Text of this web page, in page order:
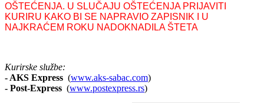
OŠTEĆENJA. U SLUČAJU OŠTEĆENJA PRIJAVITI
KURIRU KAKO BI SE NAPRAVIO ZAPISNIK I U
NAJKRAĆEM ROKU NADOKNADILA ŠTETA
Kurirske službe:
- AKS Express (www.aks-sabac.com)
- Post-Express (www.postexpress.rs)